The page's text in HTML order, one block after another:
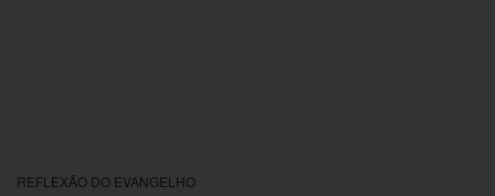
REFLEXÃO DO EVANGELHO